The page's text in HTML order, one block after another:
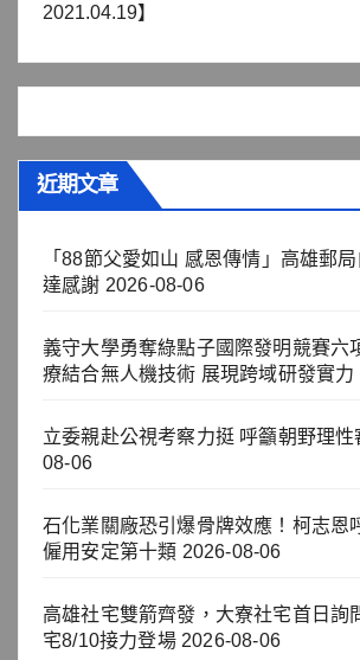
2021.04.19】
近期文章
「88節父愛如山 感恩傳情」高雄郵
達感謝 2026-08-06
義守大學勇奪綠點子國際發明競賽六
療結合無人機技術 展現跨域研發實力
立委親赴公視考察力挺 呼籲朝野理性
08-06
石化業關廠恐引爆骨牌效應！柯志恩
僱用安定第十類 2026-08-06
高雄社宅雙箭齊發，大寮社宅首日詢
宅8/10接力登場 2026-08-06